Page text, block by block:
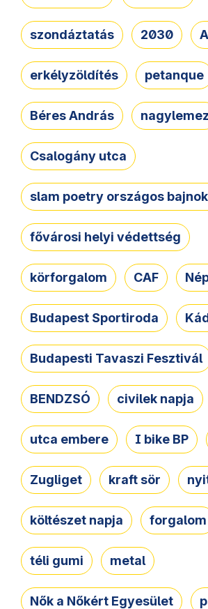
szondáztatás 2030
erkélyzöldítés petanque
Béres András nagylemez
Csalogány utca
slam poetry országos
fővárosi helyi védettség
körforgalom CAF
Budapest Sportiroda
Budapesti Tavaszi Fesztivál
BENDZSÓ civilek napja
utca embere I bike BP
Zugliget kraft sör
költészet napja forgalom
téli gumi metal
Nők a Nőkért Egyesület